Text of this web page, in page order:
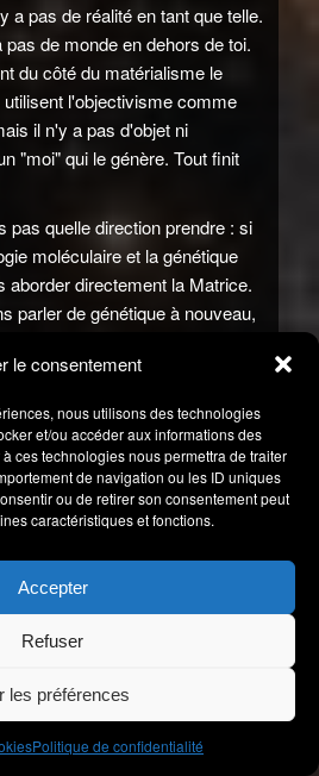
le consentement
nous utilisons des technologies
et/ou accéder aux informations des
ces technologies nous permettra de traiter
de navigation ou les ID uniques
ou de retirer son consentement peut
caractéristiques et fonctions.
Accepter
Refuser
les préférences
Politique de confidentialité
a pas de réalité en tant que telle.
de monde en dehors de toi.
du côté du matérialisme le
l'objectivisme comme
il n'y a pas d'objet ni
"moi" qui le génère. Tout finit
pas quelle direction prendre : si
moléculaire et la génétique
aborder directement la Matrice.
parler de génétique à nouveau,
précaution. Parce qu'ils
sujets sont super intéressants
par ce que tu veux.
:Le premier problème auquel je
vivant, ou modifier la
existant avec un tube à essai
toujours de sérieux problèmes
la variante de cette espèce : elle
des cancers rares et
immunes, elle ne parvient pas à